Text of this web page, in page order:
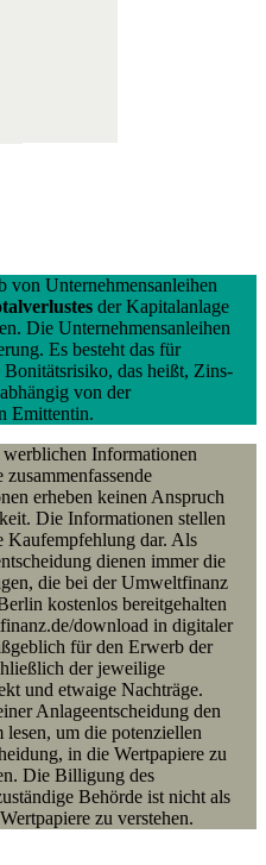
von Unternehmensanleihen
der Kapitalanlage
Die Unternehmensanleihen
Es besteht das für
das heißt, Zins-
von der
Emittentin.
werblichen Informationen
erheben keinen Anspruch
Die Informationen stellen
Kaufempfehlung dar. Als
dienen immer die
die bei der Umweltfinanz
kostenlos bereitgehalten
download in digitaler
für den Erwerb der
der jeweilige
und etwaige Nachträge.
Anlageentscheidung den
lesen, um die potenziellen
in die Wertpapiere zu
Die Billigung des
Behörde ist nicht als
zu verstehen.